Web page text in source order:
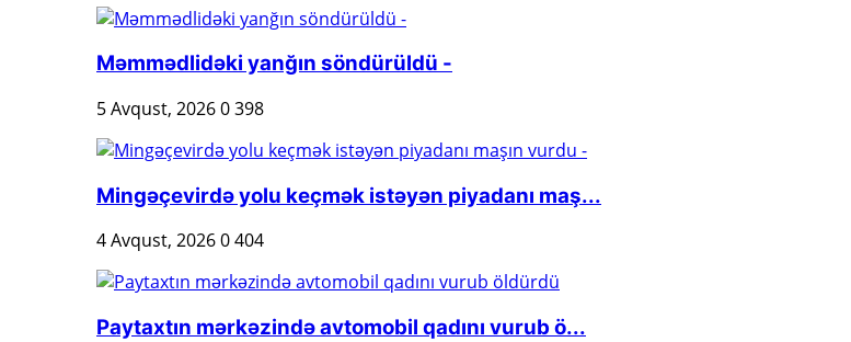
Məmmədlidəki yanğın söndürüldü -
5 Avqust, 20260398
Mingəçevirdə yolu keçmək istəyən piyadanı maş...
4 Avqust, 20260404
Paytaxtın mərkəzində avtomobil qadını vurub ö...